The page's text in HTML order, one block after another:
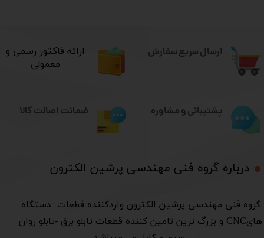
ارسال سریع سفارش
درباره گروه فنی مهندسی پرشین الکترون​​​​​​​
​گروه فنی مهندسی پرشین الکترون واردکننده قطعات دستگاه
هایCNC و بزرگ ترین تامین کننده قطعات تابلو برق -تابلو روان
​ارائه فاکتور رسمی و
معمولی
پشتیبانی و مشاوره ضمانت اصالت کالا